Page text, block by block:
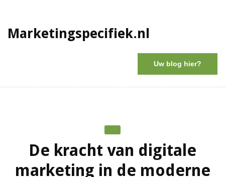
Marketingspecifiek.nl
Uw blog hier?
De kracht van digitale
marketing in de moderne